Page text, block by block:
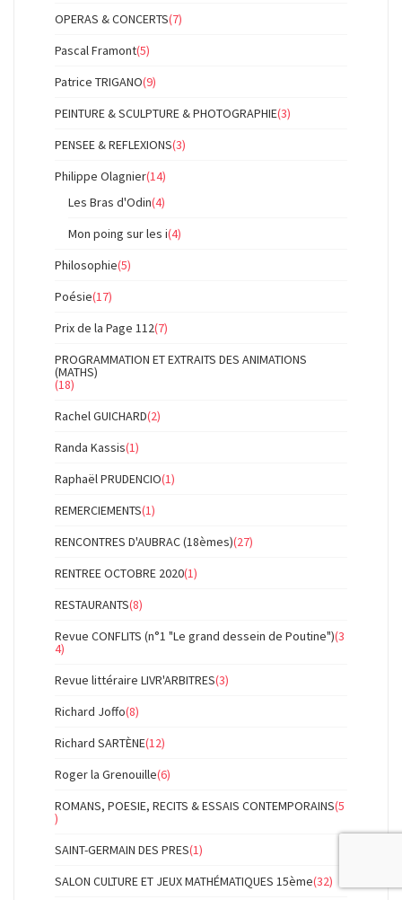
OPERAS & CONCERTS(7)
Pascal Framont(5)
Patrice TRIGANO(9)
PEINTURE & SCULPTURE & PHOTOGRAPHIE(3)
PENSEE & REFLEXIONS(3)
Philippe Olagnier(14)
Les Bras d'Odin(4)
Mon poing sur les i(4)
Philosophie(5)
Poésie(17)
Prix de la Page 112(7)
PROGRAMMATION ET EXTRAITS DES ANIMATIONS
(MATHS)
(18)
Rachel GUICHARD(2)
Randa Kassis(1)
Raphaël PRUDENCIO(1)
REMERCIEMENTS(1)
RENCONTRES D'AUBRAC (18èmes)(27)
RENTREE OCTOBRE 2020(1)
RESTAURANTS(8)
Revue CONFLITS (n°1 "Le grand dessein de Poutine")(3
4)
Revue littéraire LIVR'ARBITRES(3)
Richard Joffo(8)
Richard SARTÈNE(12)
Roger la Grenouille(6)
ROMANS, POESIE, RECITS & ESSAIS CONTEMPORAINS(5
)
SAINT-GERMAIN DES PRES(1)
SALON CULTURE ET JEUX MATHÉMATIQUES 15ème(32)